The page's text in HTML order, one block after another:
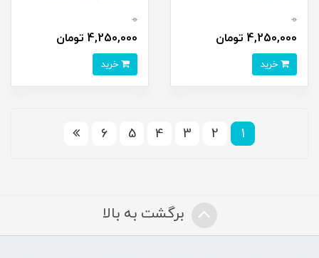
0
4,250,000 تومان
0
4,250,000 تومان
1
2
3
4
5
6
برگشت به بالا